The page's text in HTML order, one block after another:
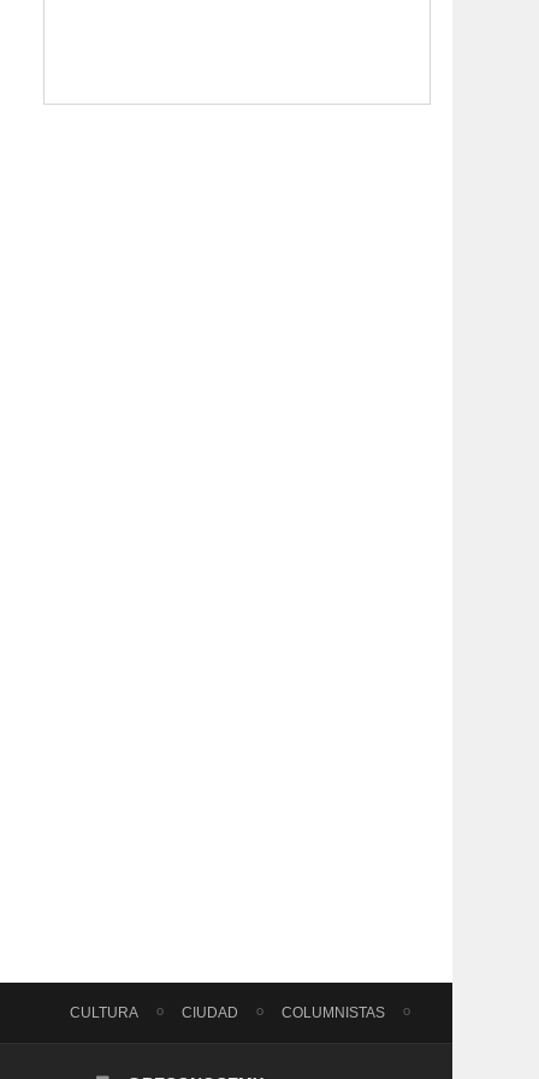
CULTURA CIUDAD COLUMNISTAS